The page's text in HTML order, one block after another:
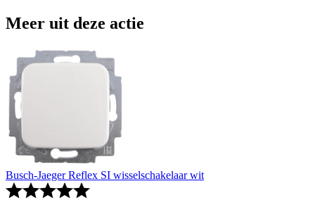
Meer uit deze actie
Busch-Jaeger Reflex SI wisselschakelaar wit